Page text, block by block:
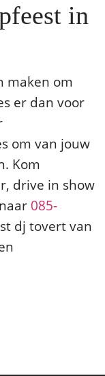
in
maken om
er dan voor
om van jouw
Kom
drive in show
085-
dj tovert van